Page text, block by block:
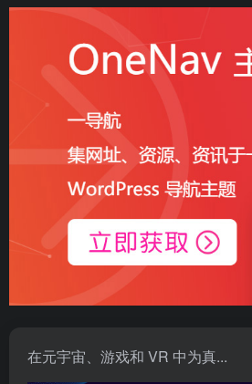
在元宇宙、游戏和 VR 中为真...